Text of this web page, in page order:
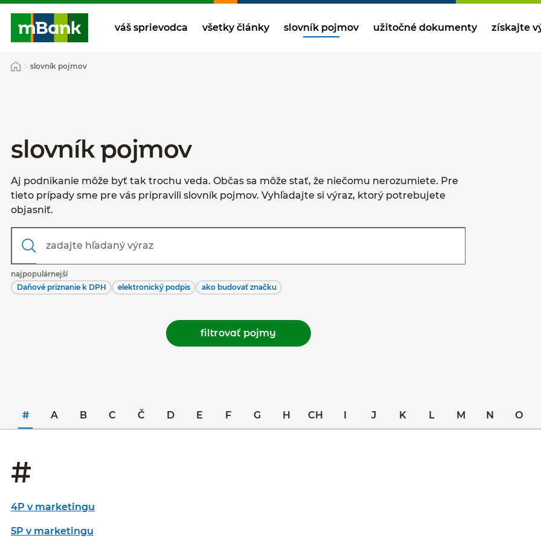
váš sprievodca všetky články slovník pojmov užitočné dokumenty získajte
slovník pojmov
slovník pojmov
Aj podnikanie môže byť tak trochu veda. Občas sa môže stať, že niečomu nerozumiete. Pre
tieto prípady sme pre vás pripravili slovník pojmov. Vyhľadajte si výraz, ktorý potrebujete
objasniť.
najpopulárnejší
Daňové priznanie k DPH
elektronický podpis ako budovať značku
filtrovať pojmy
# A B C Č D E F G H CH I J K L M N O
#
4P v marketingu
5P v marketingu